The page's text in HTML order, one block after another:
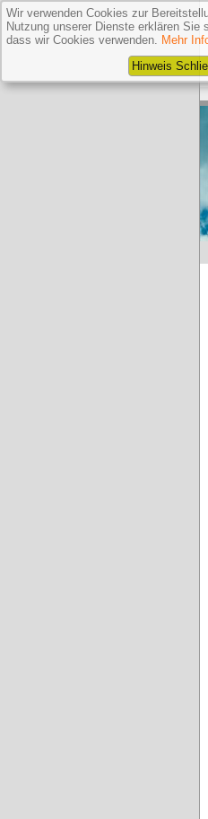
Wir verwenden Cookies zur
Nutzung unserer Dienste erklären Sie
dass wir Cookies verwenden. Mehr
Hinweis